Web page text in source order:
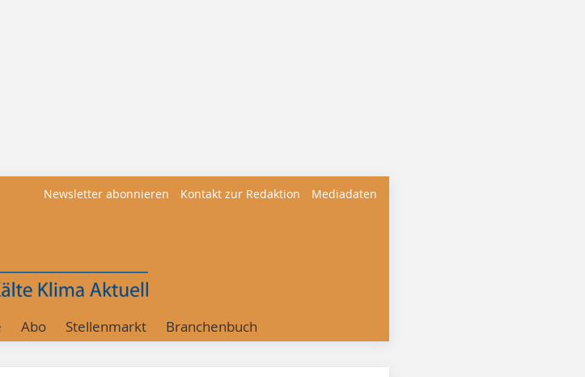
Newsletter abonnieren Kontakt zur Redaktion Mediadaten
Abo Stellenmarkt Branchenbuch